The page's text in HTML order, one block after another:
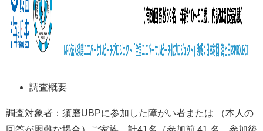
調査概要
調査対象者：須磨UBPに参加した障がい者または （本人の